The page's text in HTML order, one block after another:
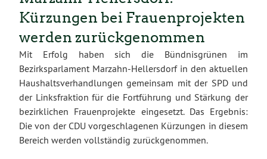
Kürzungen bei Frauenprojekten
werden zurückgenommen
Mit Erfolg haben sich die Bündnisgrünen im
Bezirksparlament Marzahn-Hellersdorf in den aktuellen
Haushaltsverhandlungen gemeinsam mit der SPD und
der Linksfraktion für die Fortführung und Stärkung der
bezirklichen Frauenprojekte eingesetzt. Das Ergebnis:
Die von der CDU vorgeschlagenen Kürzungen in diesem
Bereich werden vollständig zurückgenommen.